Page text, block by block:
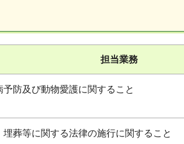
担当業務
予防及び動物愛護に関すること
埋葬等に関する法律の施行に関すること